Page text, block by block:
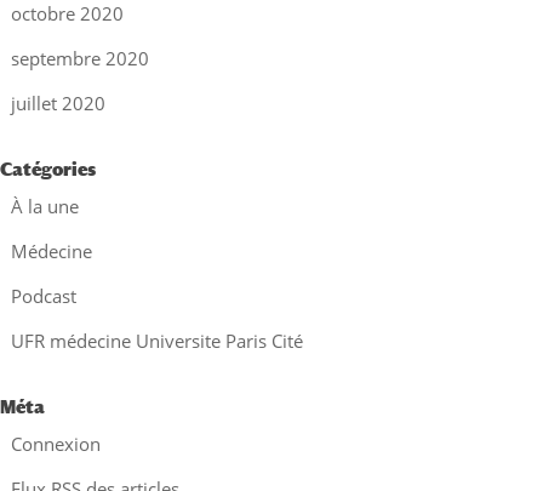
octobre 2020
septembre 2020
juillet 2020
Catégories
À la une
Médecine
Podcast
UFR médecine Universite Paris Cité
Méta
Connexion